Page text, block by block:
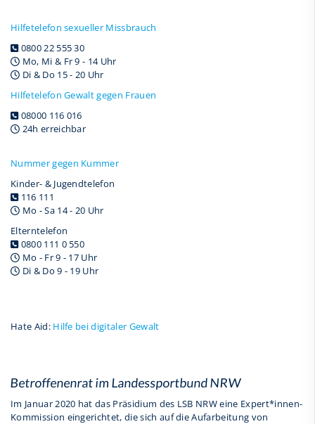
Hilfetelefon sexueller Missbrauch
0800 22 555 30
Mo, Mi & Fr 9 - 14 Uhr
Di & Do 15 - 20 Uhr
Hilfetelefon Gewalt gegen Frauen
08000 116 016
24h erreichbar
Nummer gegen Kummer
Kinder- & Jugendtelefon
116 111
Mo - Sa 14 - 20 Uhr
Elterntelefon
0800 111 0 550
Mo - Fr 9 - 17 Uhr
Di & Do 9 - 19 Uhr
Hate Aid: Hilfe bei digitaler Gewalt
Betroffenenrat im Landessportbund NRW
Im Januar 2020 hat das Präsidium des LSB NRW eine Expert*innen-
Kommission eingerichtet, die sich auf die Aufarbeitung von